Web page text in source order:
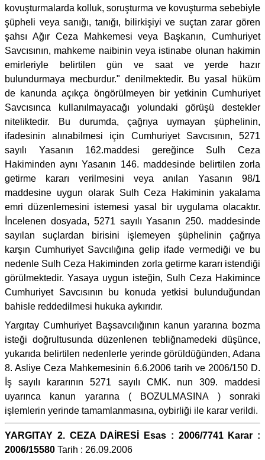
kovuşturmalarda kolluk, soruşturma ve kovuşturma sebebiyle
şüpheli veya sanığı, tanığı, bilirkişiyi ve suçtan zarar gören
şahsı Ağır Ceza Mahkemesi veya Başkanın, Cumhuriyet
Savcısının, mahkeme naibinin veya istinabe olunan hakimin
emirleriyle belirtilen gün ve saat ve yerde hazır
bulundurmaya mecburdur." denilmektedir. Bu yasal hüküm
de kanunda açıkça öngörülmeyen bir yetkinin Cumhuriyet
Savcısınca kullanılmayacağı yolundaki görüşü destekler
niteliktedir. Bu durumda, çağrıya uymayan şüphelinin,
ifadesinin alınabilmesi için Cumhuriyet Savcısının, 5271
sayılı Yasanın 162.maddesi gereğince Sulh Ceza
Hakiminden aynı Yasanın 146. maddesinde belirtilen zorla
getirme kararı verilmesini veya anılan Yasanın 98/1
maddesine uygun olarak Sulh Ceza Hakiminin yakalama
emri düzenlemesini istemesi yasal bir uygulama olacaktır.
İncelenen dosyada, 5271 sayılı Yasanın 250. maddesinde
sayılan suçlardan birisini işlemeyen şüphelinin çağrıya
karşın Cumhuriyet Savcılığına gelip ifade vermediği ve bu
nedenle Sulh Ceza Hakiminden zorla getirme kararı istendiği
görülmektedir. Yasaya uygun isteğin, Sulh Ceza Hakimince
Cumhuriyet Savcısının bu konuda yetkisi bulunduğundan
bahisle reddedilmesi hukuka aykırıdır.
Yargıtay Cumhuriyet Başsavcılığının kanun yararına bozma
isteği doğrultusunda düzenlenen tebliğnamedeki düşünce,
yukarıda belirtilen nedenlerle yerinde görüldüğünden, Adana
8. Asliye Ceza Mahkemesinin 6.6.2006 tarih ve 2006/150 D.
İş sayılı kararının 5271 sayılı CMK. nun 309. maddesi
uyarınca kanun yararına ( BOZULMASINA ) sonraki
işlemlerin yerinde tamamlanmasına, oybirliği ile karar verildi.
YARGITAY 2. CEZA DAİRESİ Esas : 2006/7741 Karar :
2006/15580 Tarih : 26.09.2006